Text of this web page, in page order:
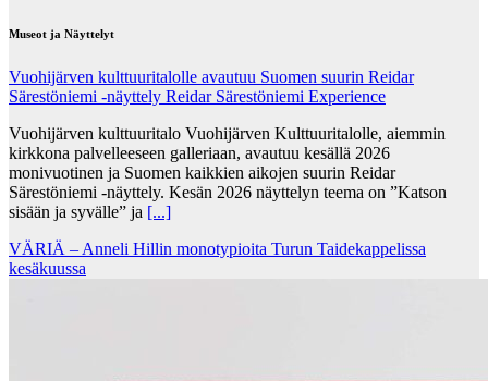
Museot ja Näyttelyt
Vuohijärven kulttuuritalolle avautuu Suomen suurin Reidar
Särestöniemi -näyttely Reidar Särestöniemi Experience
Vuohijärven kulttuuritalo Vuohijärven Kulttuuritalolle, aiemmin
kirkkona palvelleeseen galleriaan, avautuu kesällä 2026
monivuotinen ja Suomen kaikkien aikojen suurin Reidar
Särestöniemi -näyttely. Kesän 2026 näyttelyn teema on ”Katson
sisään ja syvälle” ja [...]
VÄRIÄ – Anneli Hillin monotypioita Turun Taidekappelissa
kesäkuussa